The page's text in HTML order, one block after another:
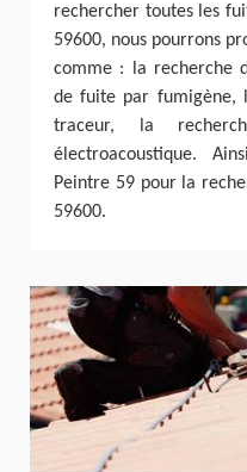
rechercher toutes les
59600, nous pourrons
comme : la recherche
de fuite par fumigène,
traceur, la
électroacoustique.
Peintre 59 pour la
59600.